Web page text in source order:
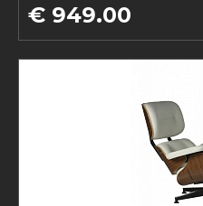
€ 949.00